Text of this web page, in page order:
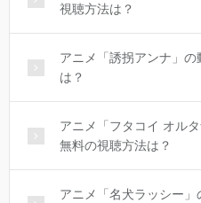
視聴方法は？
アニメ「誘拐アンナ」
は？
アニメ「フタコイ オル
無料の視聴方法は？
アニメ「名犬ラッシー